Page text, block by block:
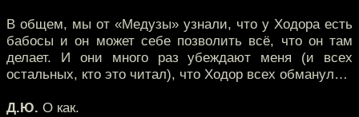
В общем, мы от «Медузы» узнали, что у Ходора есть
бабосы и он может себе позволить всё, что он там
делает. И они много раз убеждают меня (и всех
остальных, кто это читал), что Ходор всех обманул…
Д.Ю. О как.